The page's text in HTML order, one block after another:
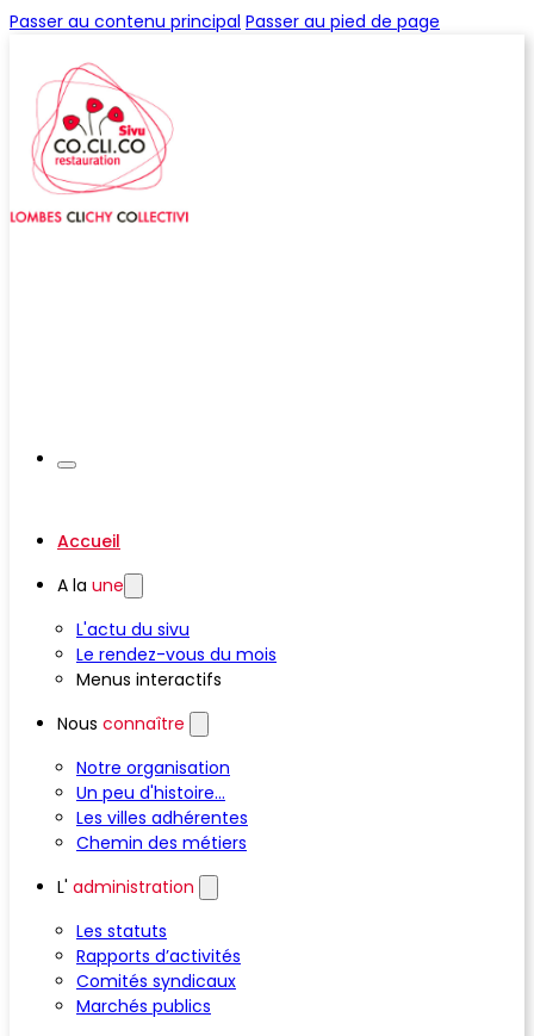
Passer au contenu principal Passer au pied de page
Accueil
A la une
L'actu du sivu
Le rendez-vous du mois
Menus interactifs
Nous connaître
Notre organisation
Un peu d'histoire...
Les villes adhérentes
Chemin des métiers
L' administration
Les statuts
Rapports d’activités
Comités syndicaux
Marchés publics